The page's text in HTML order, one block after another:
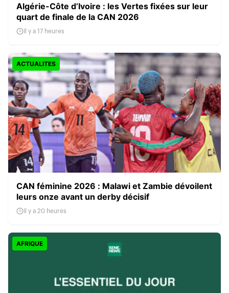
Algérie-Côte d’Ivoire : les Vertes fixées sur leur
quart de finale de la CAN 2026
Il y a 17 heures
ACTUALITES
CAN féminine 2026 : Malawi et Zambie dévoilent
leurs onze avant un derby décisif
Il y a 20 heures
AFRIQUE